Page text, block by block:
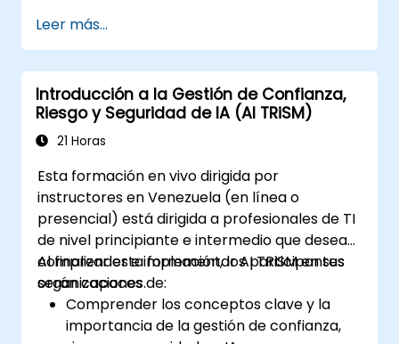
Leer más...
Introducción a la Gestión de Confianza,
Riesgo y Seguridad de IA (AI TRiSM)
21 Horas
Esta formación en vivo dirigida por
instructores en Venezuela (en línea o
presencial) está dirigida a profesionales de TI
de nivel principiante e intermedio que desean
comprender e implementar AI TRiSM en sus
organizaciones.
Al finalizar esta formación, los participantes
serán capaces de:
Comprender los conceptos clave y la
importancia de la gestión de confianza,